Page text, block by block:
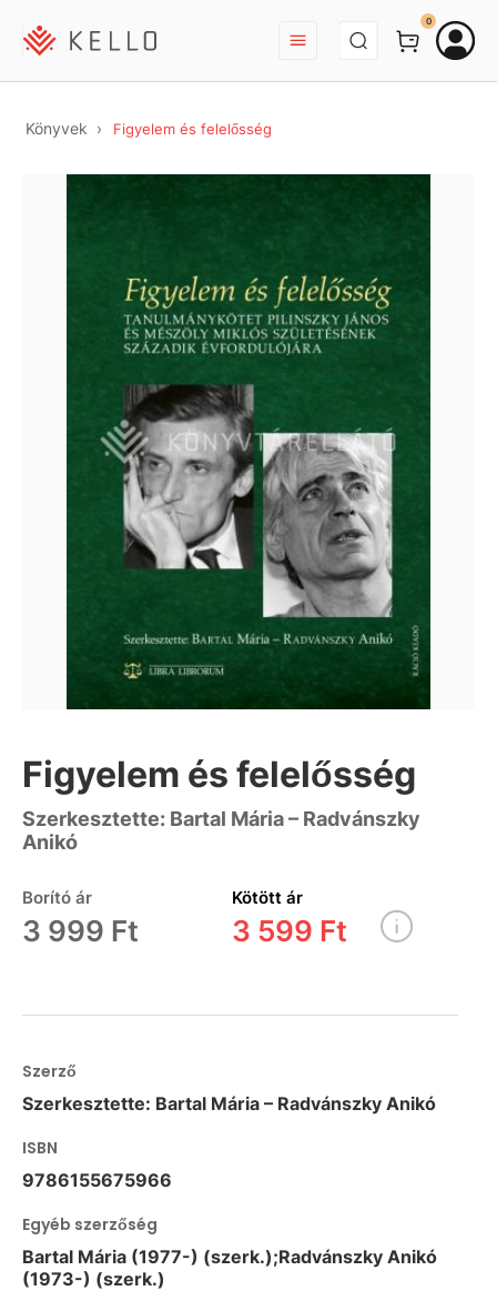
BEJELENTKEZÉS
0
Könyvek Figyelem és felelősség
Figyelem és felelősség
Szerkesztette: Bartal Mária – Radvánszky
Anikó
Borító ár
3 999 Ft
Kötött ár
3 599 Ft
Szerző
Szerkesztette: Bartal Mária – Radvánszky Anikó
ISBN
9786155675966
Egyéb szerzőség
Bartal Mária (1977-) (szerk.);Radvánszky Anikó
(1973-) (szerk.)